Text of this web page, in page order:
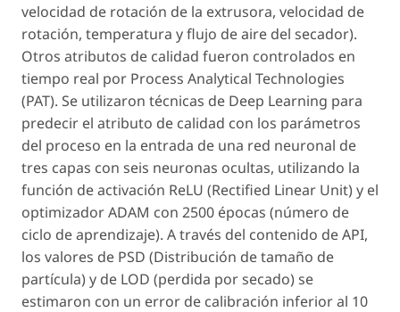
velocidad de rotación de la extrusora, velocidad de
rotación, temperatura y flujo de aire del secador).
Otros atributos de calidad fueron controlados en
tiempo real por Process Analytical Technologies
(PAT). Se utilizaron técnicas de Deep Learning para
predecir el atributo de calidad con los parámetros
del proceso en la entrada de una red neuronal de
tres capas con seis neuronas ocultas, utilizando la
función de activación ReLU (Rectified Linear Unit) y el
optimizador ADAM con 2500 épocas (número de
ciclo de aprendizaje). A través del contenido de API,
los valores de PSD (Distribución de tamaño de
partícula) y de LOD (perdida por secado) se
estimaron con un error de calibración inferior al 10